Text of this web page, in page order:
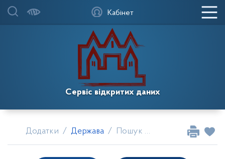
Сервіс відкритих даних
Кабінет
Додатки Держава Пошук серед додатків